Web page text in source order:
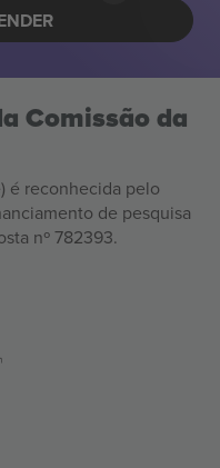
Comissão da
é reconhecida pelo
de pesquisa
nº 782393.